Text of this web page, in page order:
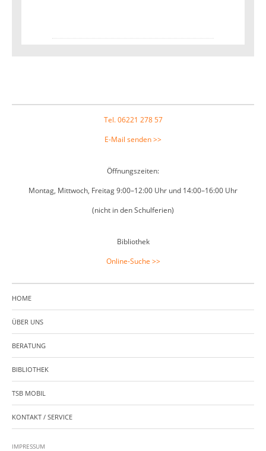
Tel. 06221 278 57
E-Mail senden >>
Öffnungszeiten:
Montag, Mittwoch, Freitag 9:00–12:00 Uhr und 14:00–16:00 Uhr
(nicht in den Schulferien)
Bibliothek
Online-Suche >>
HOME
ÜBER UNS
BERATUNG
BIBLIOTHEK
TSB MOBIL
KONTAKT / SERVICE
IMPRESSUM